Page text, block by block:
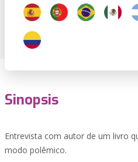
Sinopsis
Entrevista com autor de um livro
modo polêmico.